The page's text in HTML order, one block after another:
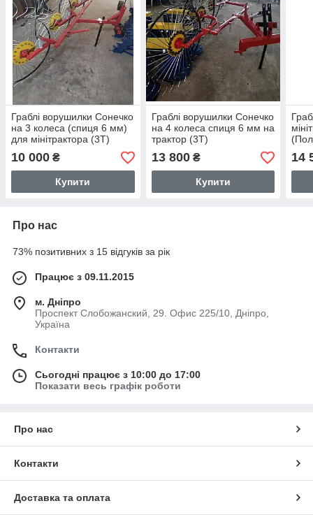
Граблі ворушилки Сонечко
на 3 колеса (спиця 6 мм)
для мінітрактора (3Т)
10 000 ₴
Купити
Граблі ворушилки Сонечко
на 4 колеса спиця 6 мм на
трактор (3Т)
13 800₴
Купити
14
Про нас
73% позитивних з 15 відгуків за рік
Працює з 09.11.2015
м. Дніпро
Проспект Слобожанский, 29. Офис 225/10, Дніпро,
Україна
Контакти
Сьогодні працює з 10:00 до 17:00
Показати весь графік роботи
Про нас
Контакти
Доставка та оплата